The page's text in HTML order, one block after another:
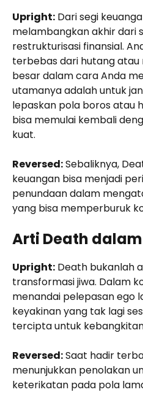
Upright: Dari segi
melambangkan akhir dari
restrukturisasi finansial.
terbebas dari hutang
besar dalam cara Anda
utamanya adalah untuk
lepaskan pola boros atau
bisa memulai kembali
kuat.
Reversed:Sebaliknya,
keuangan bisa menjadi
penundaan dalam
yang bisa memperburuk
Arti Death
Upright: Death bukanlah
transformasi jiwa. Dalam
menandai pelepasan ego
keyakinan yang tak lagi
tercipta untuk
Reversed:Saat hadir
menunjukkan penolakan
keterikatan pada pola